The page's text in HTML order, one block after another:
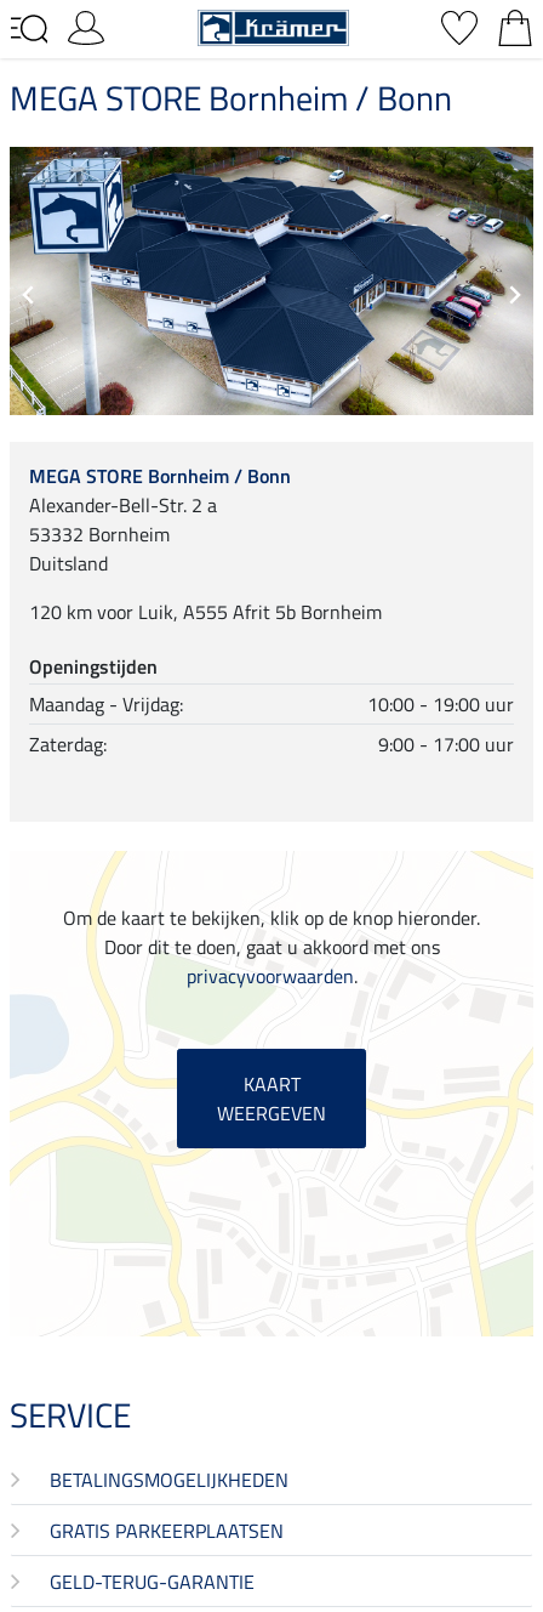
MEGA STORE Bornheim / Bonn
MEGA STORE Bornheim / Bonn
Alexander-Bell-Str. 2 a
53332 Bornheim
Duitsland
120 km voor Luik, A555 Afrit 5b Bornheim
Openingstijden
Maandag - Vrijdag:
10:00 - 19:00 uur
Zaterdag:
9:00 - 17:00 uur
Om de kaart te bekijken, klik op de knop hieronder.
Door dit te doen, gaat u akkoord met ons
privacyvoorwaarden.
KAART
WEERGEVEN
SERVICE
BETALINGSMOGELIJKHEDEN
GRATIS PARKEERPLAATSEN
GELD-TERUG-GARANTIE